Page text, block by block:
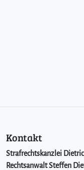
Kontakt
Strafrechtskanzlei
Rechtsanwalt Steffen